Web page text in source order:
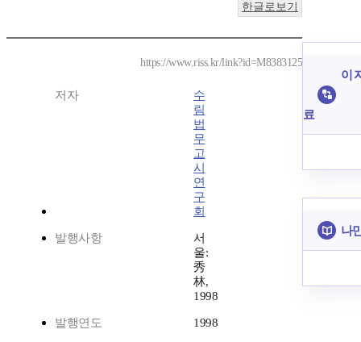
한글로보기
https://www.riss.kr/link?id=M8383125
저자
수
림
법
무
고
시
연
구
회
발행사항
서
울:
秀
林,
1998
발행연도 1998
이
료
나